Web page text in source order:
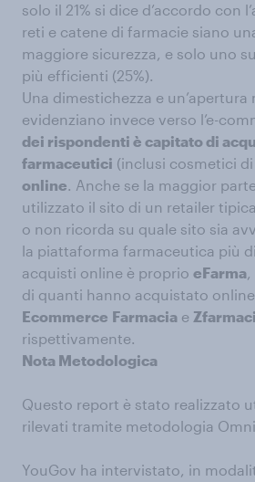
solo il 21% si dice d’accordo con
reti e catene di farmacie siano
maggiore sicurezza, e solo uno
più efficienti (25%).
Una dimestichezza e un’apertura
evidenziano invece verso l’e-
dei rispondenti è capitato di
farmaceutici (inclusi cosmetici
online. Anche se la maggior
utilizzato il sito di un retailer
o non ricorda su quale sito sia
la piattaforma farmaceutica più
acquisti online è proprio eFarma
di quanti hanno acquistato
Ecommerce Farmacia e
rispettivamente.
Nota Metodologica
Questo report è stato realizzato
rilevati tramite metodologia
YouGov ha intervistato, in